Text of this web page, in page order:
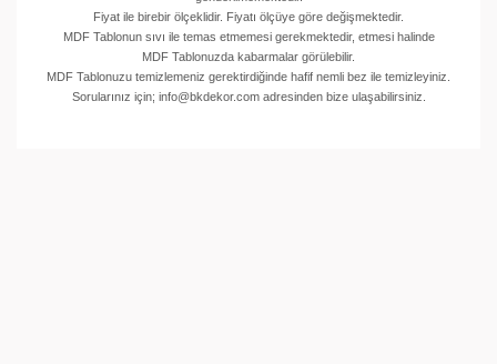
Fiyat ile birebir ölçeklidir. Fiyatı ölçüye göre değişmektedir.
MDF Tablonun sıvı ile temas etmemesi gerekmektedir, etmesi halinde
MDF Tablonuzda kabarmalar görülebilir.
MDF Tablonuzu temizlemeniz gerektirdiğinde hafif nemli bez ile temizleyiniz.
Sorularınız için; info@bkdekor.com adresinden bize ulaşabilirsiniz.